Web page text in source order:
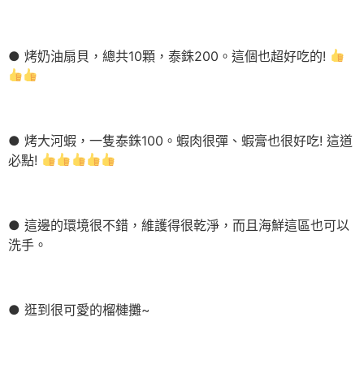
● 烤奶油扇貝，總共10顆，泰銖200。這個也超好吃的!
● 烤大河蝦，一隻泰銖100。蝦肉很彈、蝦膏也很好吃! 這道
必點!
● 這邊的環境很不錯，維護得很乾淨，而且海鮮這區也可以
洗手。
● 逛到很可愛的榴槤攤~